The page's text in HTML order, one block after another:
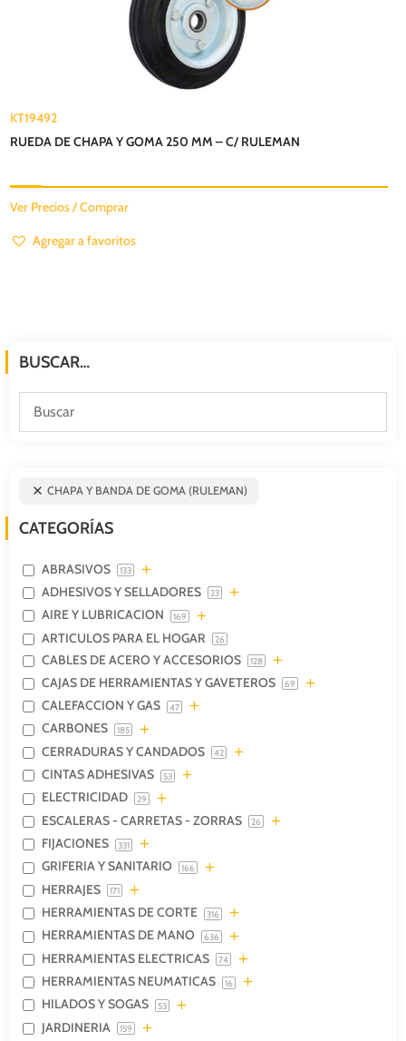
KT19492
RUEDA DE CHAPA Y GOMA 250 MM – C/ RULEMAN
Ver Precios / Comprar
Agregar a favoritos
BUSCAR…
CHAPA Y BANDA DE GOMA (RULEMAN)
CATEGORÍAS
ABRASIVOS 133
ADHESIVOS Y SELLADORES 23
AIRE Y LUBRICACION 169
ARTICULOS PARA EL HOGAR 26
CABLES DE ACERO Y ACCESORIOS 128
CAJAS DE HERRAMIENTAS Y GAVETEROS 69
CALEFACCION Y GAS 47
CARBONES 185
CERRADURAS Y CANDADOS 42
CINTAS ADHESIVAS 53
ELECTRICIDAD 29
ESCALERAS - CARRETAS - ZORRAS 26
FIJACIONES 331
GRIFERIA Y SANITARIO 166
HERRAJES 171
HERRAMIENTAS DE CORTE 316
HERRAMIENTAS DE MANO 636
HERRAMIENTAS ELECTRICAS 74
HERRAMIENTAS NEUMATICAS 16
HILADOS Y SOGAS 53
JARDINERIA 159